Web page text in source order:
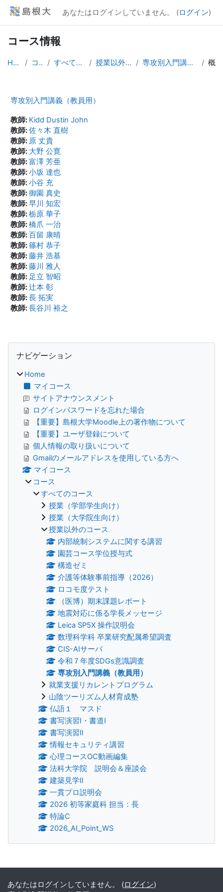
メインコンテンツへスキップする
あなたはログインしていません。 (ログイン)
コース情報
Home コース すべてのコース 授業以外のコース 専攻別入門講義（教員用）
専攻別入門講義（教員用）
教師: Kidd Dustin John
教師:佐々木 直樹
教師: 原 丈貴
教師: 大野 公寛
教師:富澤 芳亜
教師:小坂 達也
教師:小谷 充
教師:御園 真史
教師:早川 知宏
教師:栃原 華子
教師:橋爪 一治
教師:百留 康晴
教師:篠村 恭子
教師:藤井 浩基
教師:藤川 雅人
教師: 足立 智昭
教師:辻本 彰
教師:長 拓実
教師:長谷川 裕之
ブロック
ナビゲーション
Home
マイコース
サイトアナウンスメント
ログインパスワードを忘れた場合
【重要】島根大学Moodle上の著作物について
【重要】ユーザ登録について
個人情報の取り扱いについて
Gmailのメールアドレスを使用している方へ
マイコース
コース
すべてのコース
授業（学部学生向け）
授業（大学院生向け）
授業以外のコース
内部統制システムに関する講習
園芸コース学位授与式
構造ゼミ
介護等体験事前指導（2026）
ロコモ度テスト
（医博）期末課題レポート
地震対応に係る学長メッセージ
Leica SP5X 操作説明会
数理科学科 卒業研究配属希望調査
CIS-AIサーバ
令和７年度SDGs意識調査
専攻別入門講義（教員用）
就業支援リカレントプログラム
山陰ツーリズム人材育成塾
仏語１ マスド
書写演習Ⅰ・書道Ⅰ
書写演習Ⅱ
情報セキュリティ講習
心理コースOC動画編集
法科大学院 説明会＆座談会
建築見学Ⅱ
一貫プロ説明会
2026 初等家庭科 担当：長
特論C
2026_AI_Point_WS
補助ブロック
あなたはログインしていません。 (ログイン)